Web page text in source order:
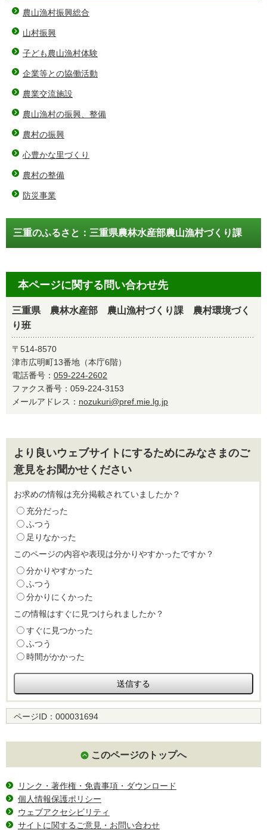
農山漁村振興総合
山村振興
子ども農山漁村体験
企業等との協働活動
農業交流施設
農山漁村の振興、整備
農村の振興
心豊かな里づくり
農村の整備
防災事業
三重のふるさと：三重県農林水産部農山漁村づくり課
本ページに関する問い合わせ先
三重県 農林水産部 農山漁村づくり課 農村環境づく
り班
〒514-8570
津市広明町13番地（本庁6階）
電話番号： 059-224-2602
ファクス番号：059-224-3153
メールアドレス： nozukuri@pref.mie.lg.jp
より良いウェブサイトにするためにみなさまのご
意見をお聞かせください
お求めの情報は充分掲載されていましたか？
充分だった
ふつう
足りなかった
このページの内容や表現は分かりやすかったですか？
分かりやすかった
ふつう
分かりにくかった
この情報はすぐに見つけられましたか？
すぐに見つかった
ふつう
時間がかかった
ページID： 000031694
このページのトップへ
リンク・著作権・免責事項・ダウンロード
個人情報保護ポリシー
ウェブアクセシビリティ
サイトに関するご意見・お問い合わせ